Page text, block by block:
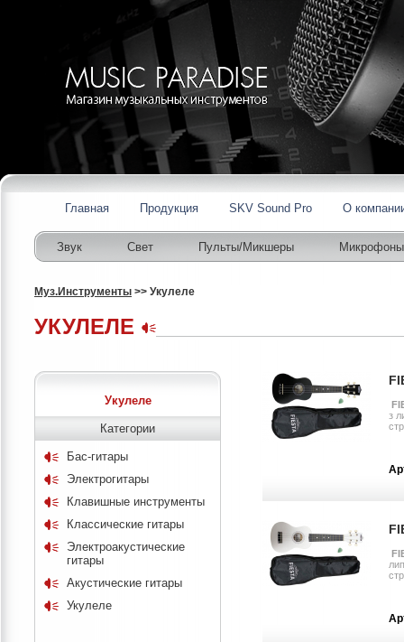
Главная Продукция SKV Sound Pro О
Звук Свет Пульты/Микшеры Микрофоны
Муз.Инструменты >> Укулеле
УКУЛЕЛЕ
Укулеле
Категории
Бас-гитары
Электрогитары
Клавишные инструменты
Классические гитары
Электроакустические
гитары
Акустические гитары
Укулеле
з